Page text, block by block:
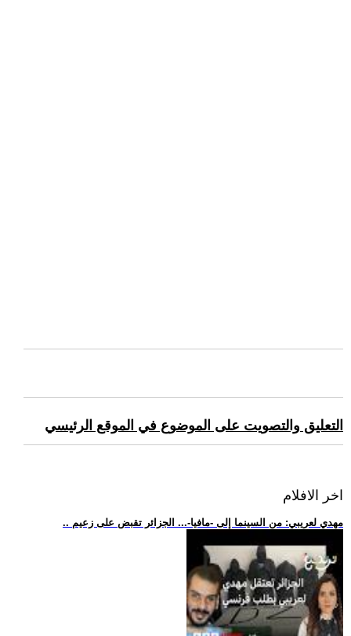
التعليق والتصويت على الموضوع في الموقع الرئيسي
اخر الافلام
.. مهدي لعريبي: من السينما إلى -مافيا-... الجزائر تقبض على زعيم